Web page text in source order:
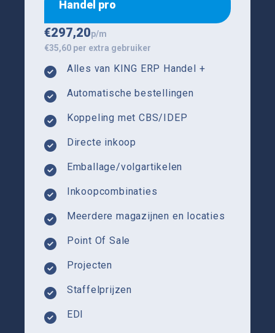
Handel pro
€297,20p/m
€35,60 per extra gebruiker
Alles van KING ERP Handel +
Automatische bestellingen
Koppeling met CBS/IDEP
Directe inkoop
Emballage/volgartikelen
Inkoopcombinaties
Meerdere magazijnen en locaties
Point Of Sale
Projecten
Staffelprijzen
EDI